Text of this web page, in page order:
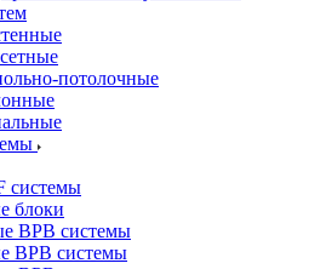
потолочные
системы
блоки
ВРВ системы
ВРВ системы